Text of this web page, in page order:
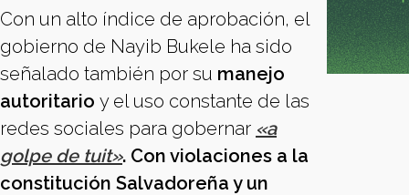
Con un alto índice de aprobación, el
gobierno de Nayib Bukele ha sido
señalado también por su manejo
autoritario y el uso constante de las
redes sociales para gobernar «a
golpe de tuit». Con violaciones a la
constitución Salvadoreña y un